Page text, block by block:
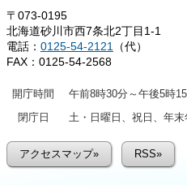
〒073-0195
北海道砂川市西7条北2丁目1-1
電話： 0125-54-2121
（代）
FAX：0125-54-2568
開庁時間
午前8時30分～午後5時
閉庁日
土・日曜日、祝日、年末
アクセスマップ» RSS»